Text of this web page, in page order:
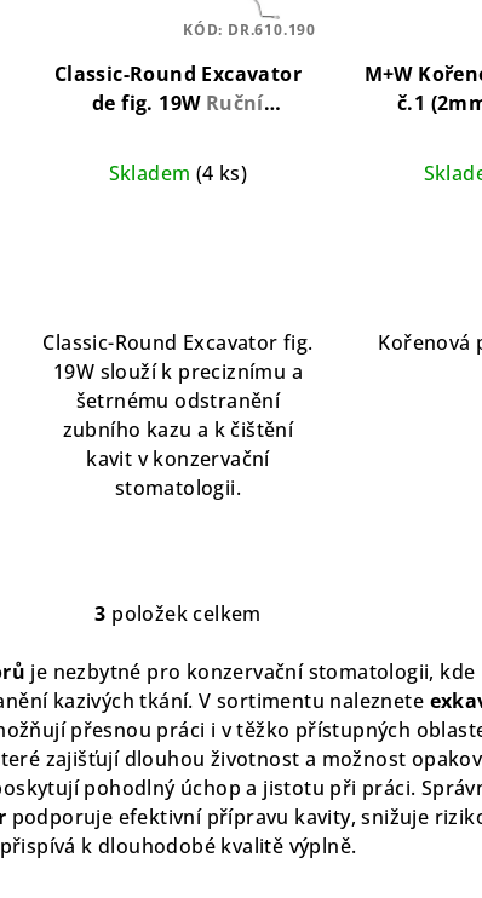
Classic-Round Excavator
de fig. 19W Ruční
odstranění zubního kazu
Skladem (4 ks)
Classic-Round Excavator fig.
19W slouží k preciznímu a
šetrnému odstranění
zubního kazu a k čištění
kavit v konzervační
stomatologii.
KÓD: DR.610.190
M+W
č.1
Kořenová
O
v
l
á
d
a
c
í
3 položek celkem
je nezbytné pro konzervační stomatologii, kde
kazivých tkání. V sortimentu naleznete
přesnou práci i v těžko přístupných
zajišťují dlouhou životnost a možnost
pohodlný úchop a jistotu při práci.
podporuje efektivní přípravu kavity, snižuje
přispívá k dlouhodobé kvalitě výplně.